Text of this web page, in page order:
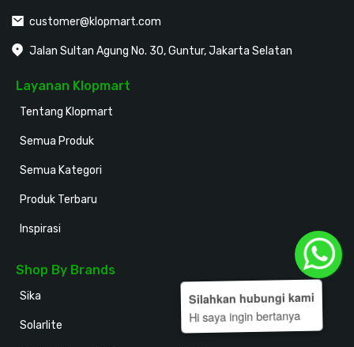
customer@klopmart.com
Jalan Sultan Agung No. 30, Guntur, Jakarta Selatan
Layanan Klopmart
Tentang Klopmart
Semua Produk
Semua Kategori
Produk Terbaru
Inspirasi
Shop By Brands
Sika
Solarlite
Holodeck
Kansai Paint
Silahkan hubungi kami
Hi saya ingin bertanya